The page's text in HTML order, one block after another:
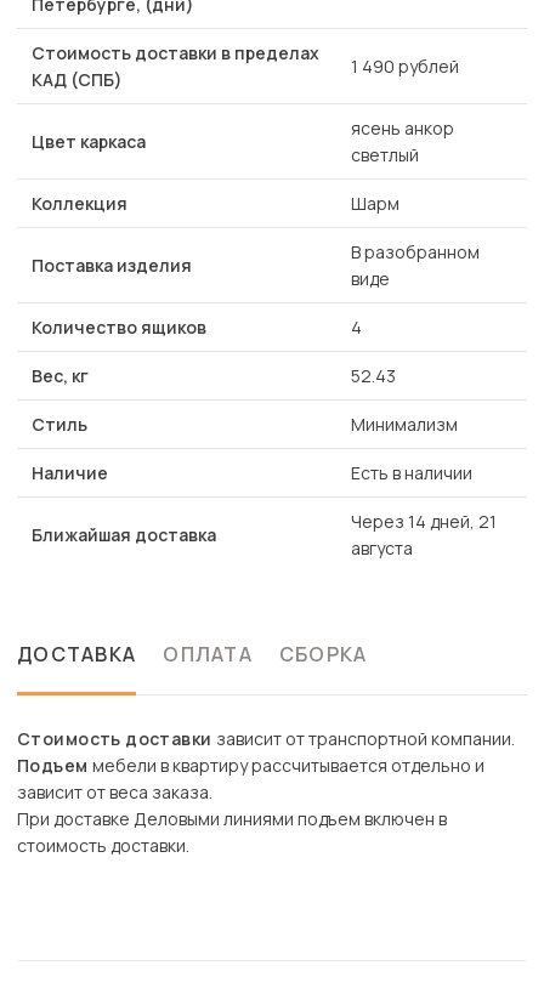
Стоимость доставки в пределах
КАД (СПБ)
1 490 рублей
Цвет каркаса
ясень анкор
светлый
Коллекция Шарм
Поставка изделия
В разобранном
виде
Количество ящиков 4
Вес, кг 52.43
Стиль Минимализм
Наличие Есть в наличии
Ближайшая доставка
Через 14 дней, 21
августа
ДОСТАВКА ОПЛАТА СБОРКА
Стоимость доставки зависит от транспортной компании.
Подъем мебели в квартиру рассчитывается отдельно и
зависит от веса заказа.
При доставке Деловыми линиями подъем включен в
стоимость доставки.